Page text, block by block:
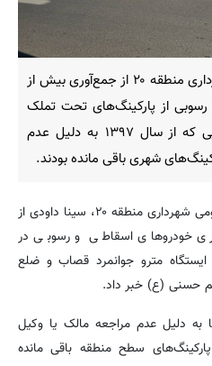
معاون حمل‌ونقل و ترافیک شهرداری منطقه ۲۰ از جمع‌آوری بیش از
رسوبی از پارکینگ‌های تحت تملک
این منطقه خبر داد؛ خودروهایی که از سال ۱۳۹۷ به دلیل عدم
شهری باقی مانده بودند.
به نقل از روابط عمومی شهرداری منطقه ۲۰، سینا داودی از
خودروهای اسقاطی و رسوبی در
مترو جوانمرد قصاب و ضلع
حسنی (ع) خبر داد.
به دلیل عدم مراجعه مالک یا وکیل
تاکنون در پارکینگ‌های سطح منطقه باقی مانده